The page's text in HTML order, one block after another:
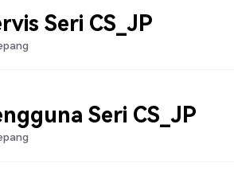
Seri CS_JP
Seri CS_JP